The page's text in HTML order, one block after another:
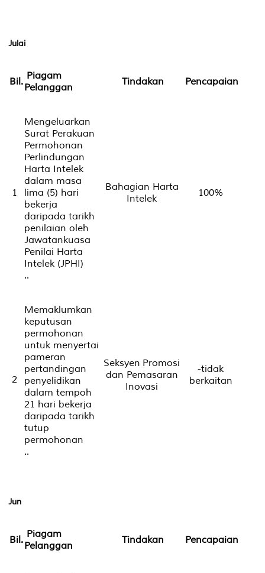
Julai
Bil. Piagam
Pelanggan
Tindakan Pencapaian
1
Mengeluarkan
Surat Perakuan
Permohonan
Perlindungan
Harta Intelek
dalam masa
lima (5) hari
bekerja
daripada tarikh
penilaian oleh
Jawatankuasa
Penilai Harta
Intelek (JPHI)
..
Bahagian Harta
Intelek
100%
2
Memaklumkan
keputusan
permohonan
untuk menyertai
pameran
pertandingan
penyelidikan
dalam tempoh
21 hari bekerja
daripada tarikh
tutup
permohonan
..
Seksyen Promosi
dan Pemasaran
Inovasi
-tidak
berkaitan
Jun
Bil. Piagam
Pelanggan
Tindakan Pencapaian